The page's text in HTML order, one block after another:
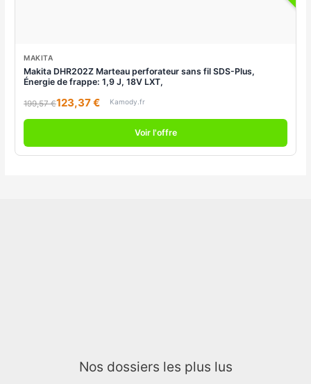
MAKITA
Makita DHR202Z Marteau perforateur sans fil SDS-Plus,
Énergie de frappe: 1,9 J, 18V LXT,
199,57 €123,37 € Kamody.fr
Voir l'offre
Nos dossiers les plus lus